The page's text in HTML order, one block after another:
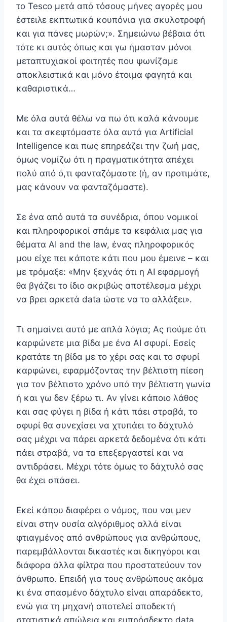
το Tesco μετά από τόσους μήνες αγορές μου
έστειλε εκπτωτικά κουπόνια για σκυλοτροφή
και για πάνες μωρών;». Σημειώνω βέβαια ότι
τότε κι αυτός όπως και γω ήμασταν μόνοι
μεταπτυχιακοί φοιτητές που ψωνίζαμε
αποκλειστικά και μόνο έτοιμα φαγητά και
καθαριστικά…
Με όλα αυτά θέλω να πω ότι καλά κάνουμε
και τα σκεφτόμαστε όλα αυτά για Artificial
Intelligence και πως επηρεάζει την ζωή μας,
όμως νομίζω ότι η πραγματικότητα απέχει
πολύ από ό,τι φανταζόμαστε (ή, αν προτιμάτε,
μας κάνουν να φανταζόμαστε).
Σε ένα από αυτά τα συνέδρια, όπου νομικοί
και πληροφορικοί σπάμε τα κεφάλια μας για
θέματα AI and the law, ένας πληροφορικός
μου είχε πει κάποτε κάτι που μου έμεινε – και
με τρόμαξε: «Μην ξεχνάς ότι η AI εφαρμογή
θα βγάζει το ίδιο ακριβώς αποτέλεσμα μέχρι
να βρει αρκετά data ώστε να το αλλάξει».
Τι σημαίνει αυτό με απλά λόγια; Ας πούμε ότι
καρφώνετε μια βίδα με ένα AI σφυρί. Εσείς
κρατάτε τη βίδα με το χέρι σας και το σφυρί
καρφώνει, εφαρμόζοντας την βέλτιστη πίεση
για τον βέλτιστο χρόνο υπό την βέλτιστη γωνία
ή και γω δεν ξέρω τι. Αν γίνει κάποιο λάθος
και σας φύγει η βίδα ή κάτι πάει στραβά, το
σφυρί θα συνεχίσει να χτυπάει το δάχτυλό
σας μέχρι να πάρει αρκετά δεδομένα ότι κάτι
πάει στραβά, να τα επεξεργαστεί και να
αντιδράσει. Μέχρι τότε όμως το δάχτυλό σας
θα έχει σπάσει.
Εκεί κάπου διαφέρει ο νόμος, που ναι μεν
είναι στην ουσία αλγόριθμος αλλά είναι
φτιαγμένος από ανθρώπους για ανθρώπους,
παρεμβάλλονται δικαστές και δικηγόροι και
διάφορα άλλα φίλτρα που προστατεύουν τον
άνθρωπο. Επειδή για τους ανθρώπους ακόμα
κι ένα σπασμένο δάχτυλο είναι απαράδεκτο,
ενώ για τη μηχανή αποτελεί αποδεκτή
στατιστικά απώλεια και ευπρόσδεκτο data